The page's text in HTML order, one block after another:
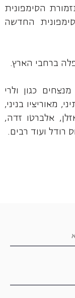
הסימפונית
החדשה
ברחבי הארץ.
כגון ולרי
מאוריציו בניני,
אלברטו זדה,
רודל ועוד רבים.